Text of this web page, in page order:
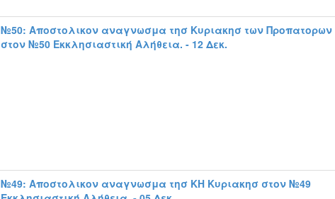
№50: Αποστολικον αναγνωσμα τησ Κυριακησ των Προπατορων
στον №50 Εκκλησιαστική Αλήθεια. - 12 Δεκ.
№49: Αποστολικον αναγνωσμα τησ ΚΗ Κυριακησ στον №49